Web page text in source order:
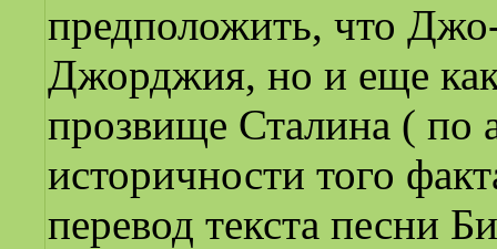
предположить, что
Джорджия, но и еще
прозвище Сталина ( по
историчности того
перевод текста песни